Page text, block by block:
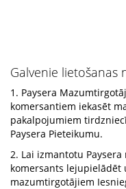
Galvenie lietošanas
1. Paysera
komersantiem iekasēt
pakalpojumiem
Paysera Pieteikumu.
2. Lai izmantotu
komersants lejupielādēt
mazumtirgotājiem